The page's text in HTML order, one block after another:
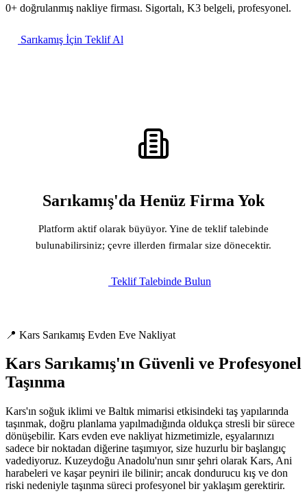
0+ doğrulanmış nakliye firması. Sigortalı, K3 belgeli, profesyonel.
Sarıkamış İçin Teklif Al
Sarıkamış'da Henüz Firma Yok
Platform aktif olarak büyüyor. Yine de teklif talebinde
bulunabilirsiniz; çevre illerden firmalar size dönecektir.
Teklif Talebinde Bulun
📍 Kars Sarıkamış Evden Eve Nakliyat
Kars Sarıkamış'ın Güvenli ve Profesyonel
Taşınma
Kars'ın soğuk iklimi ve Baltık mimarisi etkisindeki taş yapılarında
taşınmak, doğru planlama yapılmadığında oldukça stresli bir sürece
dönüşebilir. Kars evden eve nakliyat hizmetimizle, eşyalarınızı
sadece bir noktadan diğerine taşımıyor, size huzurlu bir başlangıç
vadediyoruz. Kuzeydoğu Anadolu'nun sınır şehri olarak Kars, Ani
harabeleri ve kaşar peyniri ile bilinir; ancak dondurucu kış ve don
riski nedeniyle taşınma süreci profesyonel bir yaklaşım gerektirir.